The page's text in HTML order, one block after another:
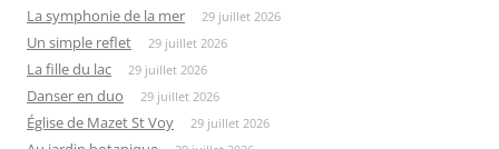
La symphonie de la mer 29 juillet 2026
Un simple reflet 29 juillet 2026
La fille du lac 29 juillet 2026
Danser en duo 29 juillet 2026
Église de Mazet St Voy 29 juillet 2026